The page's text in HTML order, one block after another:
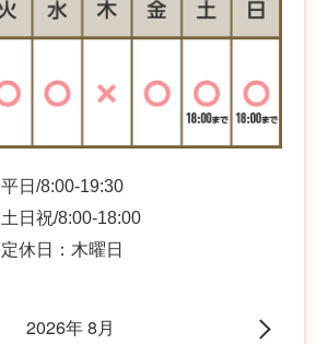
平日/8:00-19:30
土日祝/8:00-18:00
定休日：木曜日
2026年 8月